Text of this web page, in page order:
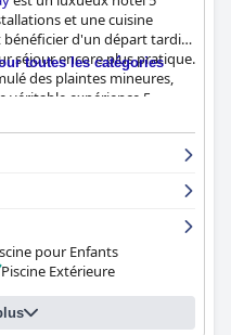
et une cuisine
bénéficier d'un départ tardif
séjour encore plus pratique.
des plaintes mineures,
expérience 5
recommandé
luxueuses à Boracay.
toutes les catégories
pour Enfants
Piscine Extérieure